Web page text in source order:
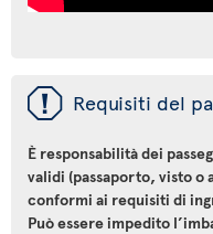
ü Requisiti del
È responsabilità dei
validi (passaporto, visto o
conformi ai requisiti di
Può essere impedito